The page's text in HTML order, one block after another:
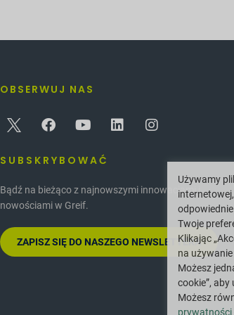
OBSERWUJ NAS
SUBSKRYBOWAĆ
Bądź na bieżąco z najnowszymi innowacjami i
nowościami w Greif.
ZAPISZ SIĘ DO NASZEGO NEWSLETTERA
Używamy
Twoje
Klikając
na używanie
Możesz
cookie”,
Możesz
prywatności